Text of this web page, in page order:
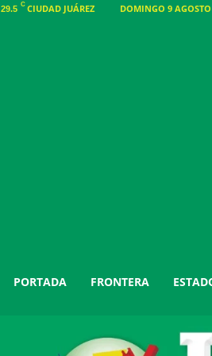
29.5 C CIUDAD JUÁREZ DOMINGO 9
PORTADA FRONTERA